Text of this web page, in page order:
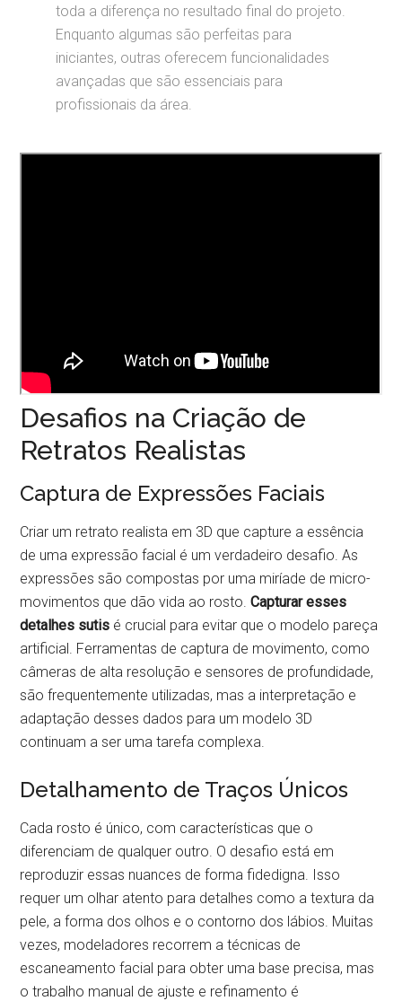
toda a diferença no resultado final do projeto.
Enquanto algumas são perfeitas para
iniciantes, outras oferecem funcionalidades
avançadas que são essenciais para
profissionais da área.
Desafios na Criação de
Retratos Realistas
Captura de Expressões Faciais
Criar um retrato realista em 3D que capture a essência
de uma expressão facial é um verdadeiro desafio. As
expressões são compostas por uma miríade de micro-
movimentos que dão vida ao rosto.Capturar esses
detalhes sutis é crucial para evitar que o modelo pareça
artificial. Ferramentas de captura de movimento, como
câmeras de alta resolução e sensores de profundidade,
são frequentemente utilizadas, mas a interpretação e
adaptação desses dados para um modelo 3D
continuam a ser uma tarefa complexa.
Detalhamento de Traços Únicos
Cada rosto é único, com características que o
diferenciam de qualquer outro. O desafio está em
reproduzir essas nuances de forma fidedigna. Isso
requer um olhar atento para detalhes como a textura da
pele, a forma dos olhos e o contorno dos lábios. Muitas
vezes, modeladores recorrem a técnicas de
escaneamento facial para obter uma base precisa, mas
o trabalho manual de ajuste e refinamento é